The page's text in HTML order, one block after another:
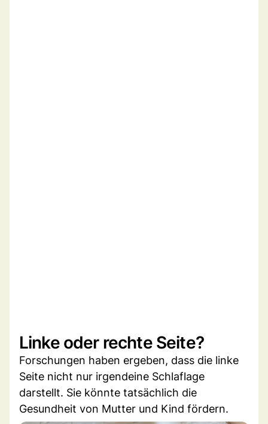
Linke oder rechte Seite?
Forschungen haben ergeben, dass die linke
Seite nicht nur irgendeine Schlaflage
darstellt. Sie könnte tatsächlich die
Gesundheit von Mutter und Kind fördern.